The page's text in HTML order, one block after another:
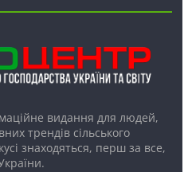
видання для людей,
трендів сільського
знаходяться, перш за все,